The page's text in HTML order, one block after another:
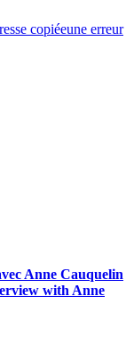
copiéeune erreur
Anne Cauquelin
with Anne